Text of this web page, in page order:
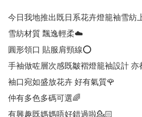
今日我地推出既日系花卉燈籠袖雪紡
雪紡材質 飄逸輕柔☁️
圓形領口 貼服肩頸線⭕
手袖做咗層次感既皺褶燈籠袖設計 亦
袖口宛如盛放花卉 好有氣質🌹
仲有多色多碼可選🌈